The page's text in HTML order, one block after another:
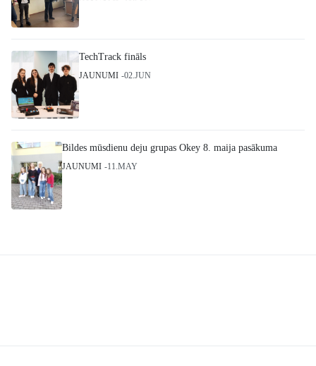
TechTrack fināls
JAUNUMI 02.JUN
Bildes mūsdienu deju grupas Okey 8. maija pasākuma
JAUNUMI 11.MAY